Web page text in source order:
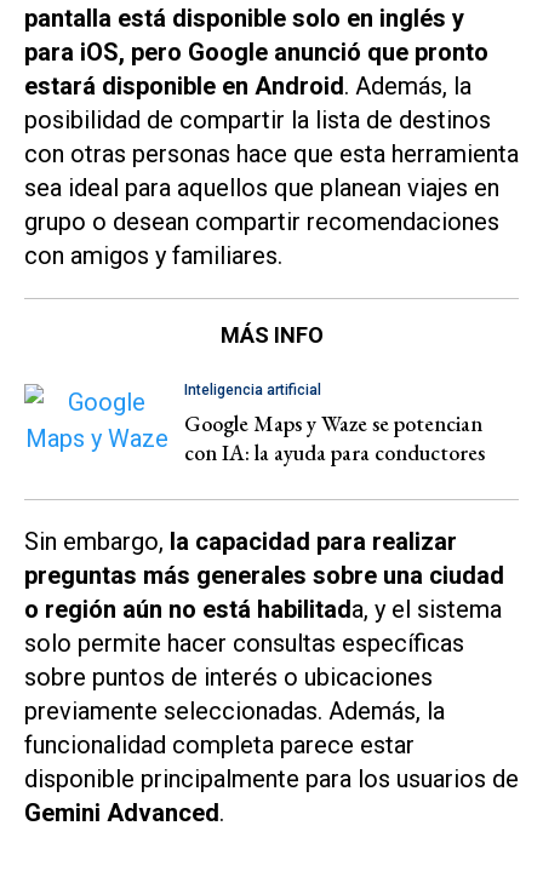
pantalla está disponible solo en inglés y
para iOS, pero Google anunció que pronto
estará disponible en Android. Además, la
posibilidad de compartir la lista de destinos
con otras personas hace que esta herramienta
sea ideal para aquellos que planean viajes en
grupo o desean compartir recomendaciones
con amigos y familiares.
MÁS INFO
Inteligencia artificial
Google Maps y Waze se potencian
con IA: la ayuda para conductores
Sin embargo, la capacidad para realizar
preguntas más generales sobre una ciudad
o región aún no está habilitada, y el sistema
solo permite hacer consultas específicas
sobre puntos de interés o ubicaciones
previamente seleccionadas. Además, la
funcionalidad completa parece estar
disponible principalmente para los usuarios de
Gemini Advanced.